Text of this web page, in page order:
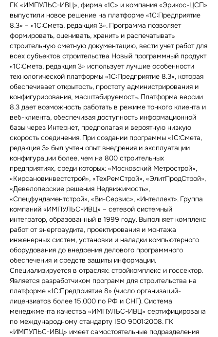
ГК «ИМПУЛЬС-ИВЦ», фирма «1С» и компания «Эрикос-ЦСП»
выпустили новое решение на платформе «1С:Предприятие
8.3» – «1С:Смета, редакция 3». Программа позволяет
формировать, оценивать, хранить и распечатывать
строительную сметную документацию, вести учет работ для
всех субъектов строительства Новый программный продукт
«1С:Смета, редакция 3» использует лучшие особенности
технологической платформы «1С:Предприятие 8.3», которая
обеспечивает открытость, простоту администрирования и
конфигурирования, масштабируемость. Платформа версии
8.3 дает возможность работать в режиме тонкого клиента и
веб-клиента, обеспечивая доступность информационной
базы через Интернет, предполагая и вероятную низкую
скорость соединения. При создании программы «1С:Смета,
редакция 3» был учтен опыт внедрения и эксплуатации
конфигурации более, чем на 800 строительных
предприятиях, среди которых: «Московский Метрострой»,
«Кирсановинвестстрой», «ТехРемСтрой», «ЭлитПродСтрой»,
«Девелоперские решения Недвижимость»,
«Спецфундаментстрой», «Ви-Сервис», «Интеллект». Группа
компаний «ИМПУЛЬС-ИВЦ» – сетевой системный
интегратор, образованный в 1999 году. Выполняет комплекс
работ от энергоаудита, проектирования и монтажа
инженерных систем, установки и наладки компьютерного
оборудования до внедрения делового программного
обеспечения и средств защиты информации.
Специализируется в отраслях: стройкомплекс и госсектор.
Является разработчиком программ для строительства на
платформе «1С:Предприятие 8» (число организаций-
лицензиатов более 15.000 по РФ и СНГ). Система
менеджмента качества «ИМПУЛЬС-ИВЦ» сертифицирована
по международному стандарту ISO 9001:2008. ГК
«ИМПУЛЬС-ИВЦ» имеет самостоятельные подразделения